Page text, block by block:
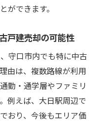
ができます。
戸建売却の可能性
守口市内でも特に中古
由は、複数路線が利用
勤・通学層やファミリ
例えば、大日駅周辺で
おり、今後もエリア価